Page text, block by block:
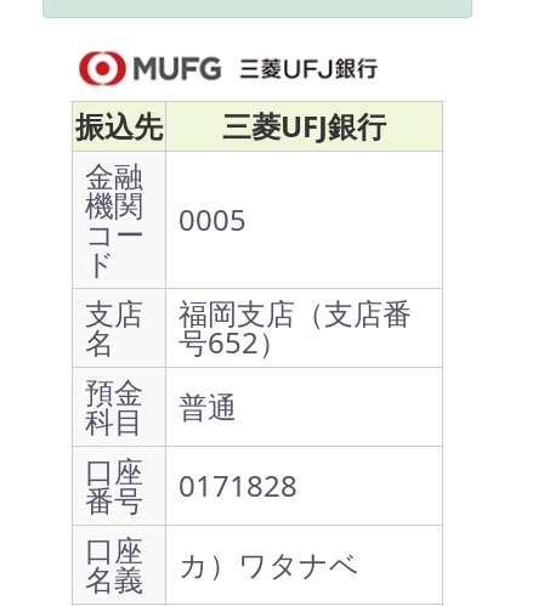
振込先
三菱UFJ銀行
金融
機関
コー
ド
0005
支店
名
福岡支店（支店番
号652）
預金
科目
普通
口座
番号
0171828
口座
名義
カ）ワタナベ